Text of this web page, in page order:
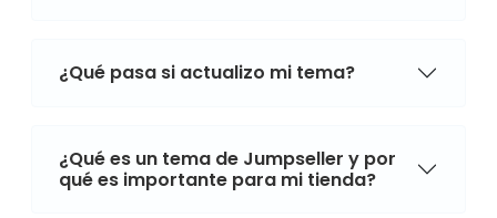
¿Qué pasa si actualizo mi tema?
¿Qué es un tema de Jumpseller y por
qué es importante para mi tienda?